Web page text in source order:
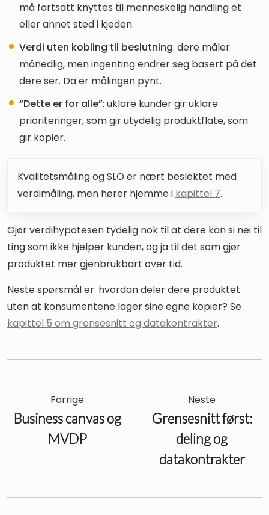
må fortsatt knyttes til menneskelig handling et
eller annet sted i kjeden.
Verdi uten kobling til beslutning: dere måler
månedlig, men ingenting endrer seg basert på det
dere ser. Da er målingen pynt.
“Dette er for alle”: uklare kunder gir uklare
prioriteringer, som gir utydelig produktflate, som
gir kopier.
Kvalitetsmåling og SLO er nært beslektet med
verdimåling, men hører hjemme i kapittel 7.
Gjør verdihypotesen tydelig nok til at dere kan si nei til
ting som ikke hjelper kunden, og ja til det som gjør
produktet mer gjenbrukbart over tid.
Neste spørsmål er: hvordan deler dere produktet
uten at konsumentene lager sine egne kopier? Se
kapittel 5 om grensesnitt og datakontrakter.
Forrige
Business canvas og
MVDP
Neste
Grensesnitt først:
deling og
datakontrakter